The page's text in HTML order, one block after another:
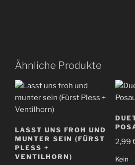
Ähnliche Produkte
LASST UNS FROH UND
MUNTER SEIN (FÜRST
PLESS +
VENTILHORN)
2,99
Kein